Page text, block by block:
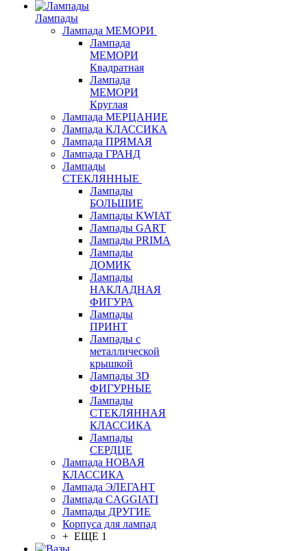
Лампады
Лампада МЕМОРИ
Лампада
МЕМОРИ
Квадратная
Лампада
МЕМОРИ
Круглая
Лампада МЕРЦАНИЕ
Лампада КЛАССИКА
Лампада ПРЯМАЯ
Лампада ГРАНД
Лампады
СТЕКЛЯННЫЕ
Лампады
БОЛЬШИЕ
Лампады KWIAT
Лампады GART
Лампады PRIMA
Лампады
ДОМИК
Лампады
НАКЛАДНАЯ
ФИГУРА
Лампады
ПРИНТ
Лампады с
металлической
крышкой
Лампады 3D
ФИГУРНЫЕ
Лампады
СТЕКЛЯННАЯ
КЛАССИКА
Лампады
СЕРДЦЕ
Лампада НОВАЯ
КЛАССИКА
Лампада ЭЛЕГАНТ
Лампада CAGGIATI
Лампады ДРУГИЕ
Корпуса для лампад
+ ЕЩЕ 1